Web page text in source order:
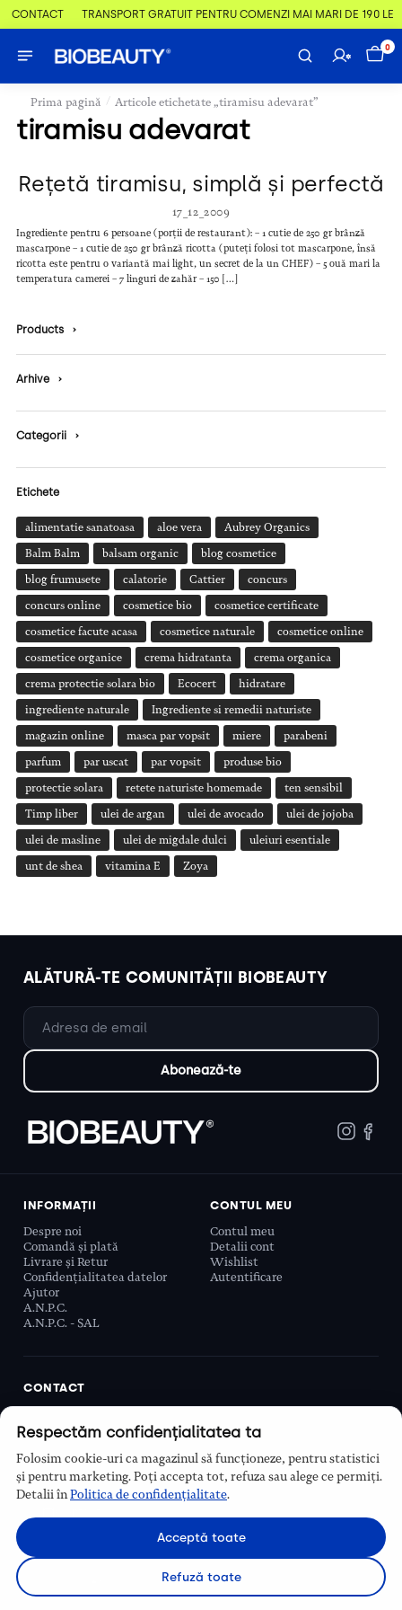
CONTACT TRANSPORT GRATUIT PENTRU COMENZI MAI MARI DE 190 LEI
0
Prima pagină / Articole etichetate „tiramisu adevarat”
tiramisu adevarat
Rețetă tiramisu, simplă și perfectă
17_12_2009
Ingrediente pentru 6 persoane (porții de restaurant): – 1 cutie de 250 gr brânză
mascarpone – 1 cutie de 250 gr brânză ricotta (puteți folosi tot mascarpone, însă
ricotta este pentru o variantă mai light, un secret de la un CHEF) – 5 ouă mari la
temperatura camerei – 7 linguri de zahăr – 150 […]
Products ›
Arhive ›
Categorii ›
Etichete
alimentatie sanatoasa aloe vera Aubrey Organics
Balm Balm balsam organic blog cosmetice
blog frumusete calatorie Cattier concurs
concurs online cosmetice bio cosmetice certificate
cosmetice facute acasa cosmetice naturale cosmetice online
cosmetice organice crema hidratanta crema organica
crema protectie solara bio Ecocert hidratare
ingrediente naturale Ingrediente si remedii naturiste
magazin online masca par vopsit miere parabeni
parfum par uscat par vopsit produse bio
protectie solara retete naturiste homemade ten sensibil
Timp liber ulei de argan ulei de avocado ulei de jojoba
ulei de masline ulei de migdale dulci uleiuri esentiale
unt de shea vitamina E Zoya
ALĂTURĂ-TE COMUNITĂȚII BIOBEAUTY
INFORMAȚII
Despre noi
Comandă și plată
Livrare și Retur
Confidențialitatea datelor
Ajutor
A.N.P.C.
A.N.P.C. - SAL
CONTUL MEU
Contul meu
Detalii cont
Wishlist
Autentificare
CONTACT
Sector 6, București, România
Program
Luni–Vineri, 9:00 – 16:00
Respectăm confidențialitatea ta
Folosim cookie-uri ca magazinul să funcționeze, pentru statistici
și pentru marketing. Poți accepta tot, refuza sau alege ce permiți.
Detalii înPolitica de confidențialitate.
Acceptă toate
Refuză toate